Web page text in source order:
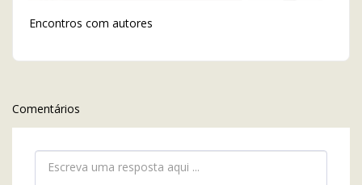
Encontros com autores
Comentários